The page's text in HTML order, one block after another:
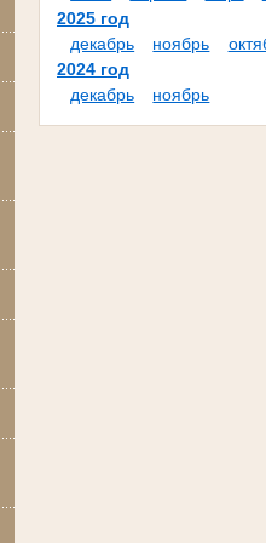
2025 год
декабрь
ноябрь
2024 год
декабрь
ноябрь